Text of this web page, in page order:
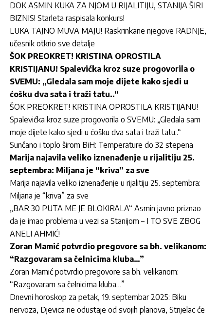
DOK ASMIN KUKA ZA NJOM U RIJALITIJU, STANIJA ŠIRI
BIZNIS! Starleta raspisala konkurs!
LUKA TAJNO MUVA MAJU! Raskrinkane njegove RADNJE,
učesnik otkrio sve detalje
ŠOK PREOKRET! KRISTINA OPROSTILA
KRISTIJANU! Spalevićka kroz suze progovorila o
SVEMU: „Gledala sam moje dijete kako sjedi u
ćošku dva sata i traži tatu..“
ŠOK PREOKRET! KRISTINA OPROSTILA KRISTIJANU!
Spalevićka kroz suze progovorila o SVEMU: „Gledala sam
moje dijete kako sjedi u ćošku dva sata i traži tatu..“
Sunčano i toplo širom BiH: Temperature do 32 stepena
Marija najavila veliko iznenađenje u rijalitiju 25.
septembra: Miljana je “kriva” za sve
Marija najavila veliko iznenađenje u rijalitiju 25. septembra:
Miljana je “kriva” za sve
„BAR 30 PUTA ME JE BLOKIRALA“ Asmin javno priznao
da je imao problema u vezi sa Stanijom – I TO SVE ZBOG
ANELI AHMIĆ!
Zoran Mamić potvrdio pregovore sa bh. velikanom:
“Razgovaram sa čelnicima kluba…”
Zoran Mamić potvrdio pregovore sa bh. velikanom:
“Razgovaram sa čelnicima kluba…”
Dnevni horoskop za petak, 19. septembar 2025: Biku
nervoza, Djevica ne odustaje od svojih planova, Strijelac će